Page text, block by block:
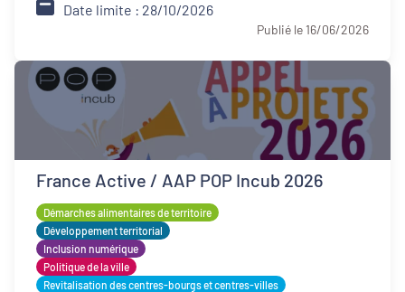
Date limite : 28/10/2026
Publié le 16/06/2026
France Active / AAP POP Incub 2026
Démarches alimentaires de territoire
Développement territorial
Inclusion numérique
Politique de la ville
Revitalisation des centres-bourgs et centres-villes